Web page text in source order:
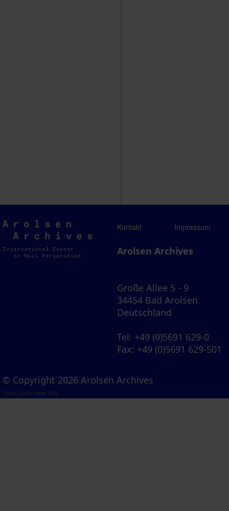
Arolsen
Archives
Kontakt Impressum
Arolsen Archives
Große Allee 5 - 9
34454 Bad Arolsen
Deutschland
Tel: +49 (0)5691 629-0
Fax: +49 (0)5691 629-501
© Copyright 2026 Arolsen Archives
Visual Library Server 2026